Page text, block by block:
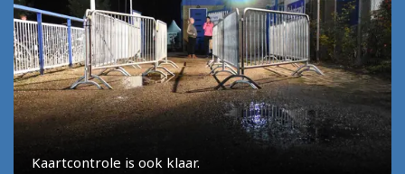
Kaartcontrole is ook klaar.